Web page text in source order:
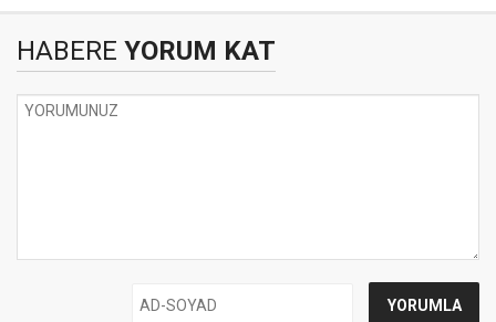
HABERE YORUM KAT